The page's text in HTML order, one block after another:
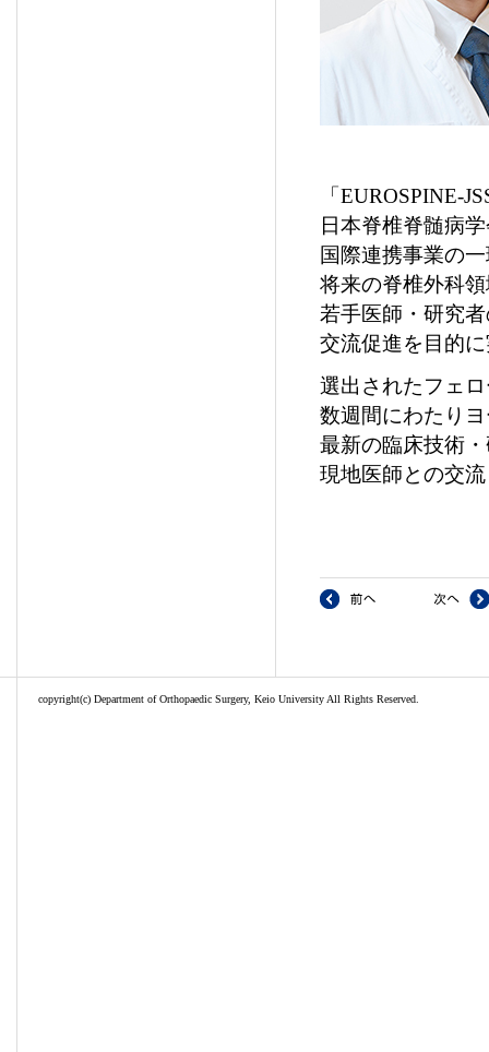
「EUROSPINE-
日本脊椎脊髄病
国際連携事業の
将来の脊椎外科
若手医師・研究
交流促進を目的
選出されたフェ
数週間にわたり
最新の臨床技術
現地医師との交
前へ : 藤賀晃
copyright(c) Department of Orthopaedic Surgery, Keio University All Rights Reserved.